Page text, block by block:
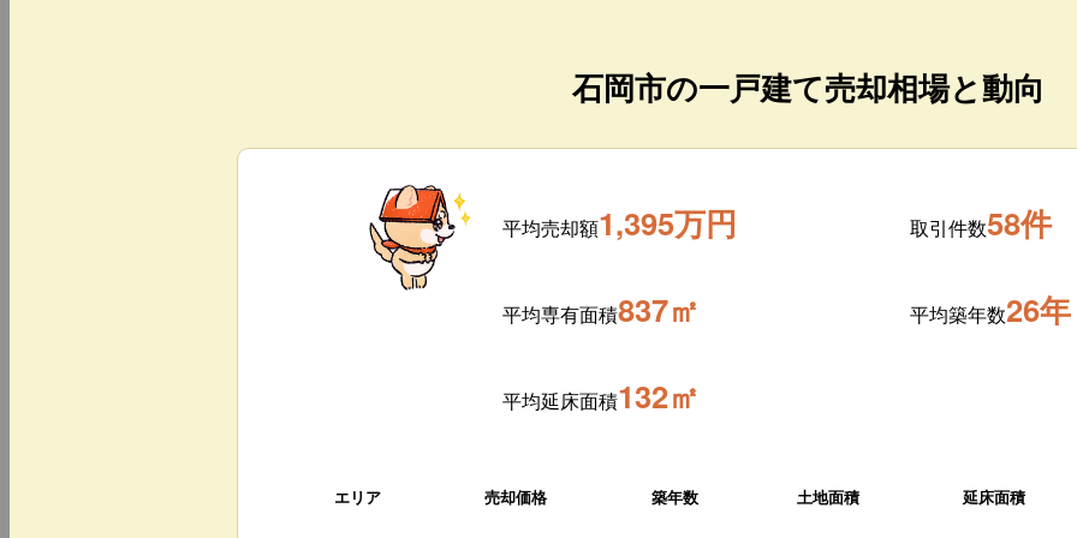
石岡市の一戸建て売却相場と動向
平均売却額1,395万円 取引件数58件
平均専有面積837㎡ 平均築年数26年
平均延床面積132㎡
エリア 売却価格 築年数 土地面積 延床面積